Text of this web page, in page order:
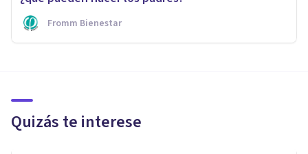
Fromm Bienestar
Quizás te interese